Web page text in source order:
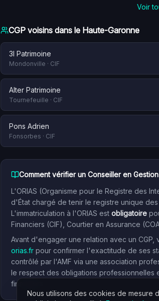
Voir
CGP voisins dans le Haute-Garonne
3l Patrimoine
Mondonville · CIF
Alter Patrimoine
Tournefeuille · CIF
Pons Adrien
Fonsorbes · CIF
Comment vérifier un Conseiller en
L'ORIAS (Organisme pour le Registre des
d'État chargé de tenir le registre unique
L'immatriculation à l'ORIAS est obligatoire
Financiers (CIF), Courtier en Assurance
Avant d'engager une relation avec un
orias.fr pour confirmer l'exactitude de ses
contrôlé par l'AMF via une association
le respect des obligations professionnelles
financiers.
Nous utilisons des cookies de mesure